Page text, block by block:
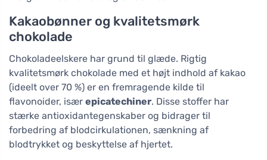
Kakaobønner og kvalitetsmørk
chokolade
Chokoladeelskere har grund til glæde. Rigtig
kvalitetsmørk chokolade med et højt indhold af kakao
(ideelt over 70 %) er en fremragende kilde til
flavonoider, især epicatechiner. Disse stoffer har
stærke antioxidantegenskaber og bidrager til
forbedring af blodcirkulationen, sænkning af
blodtrykket og beskyttelse af hjertet.